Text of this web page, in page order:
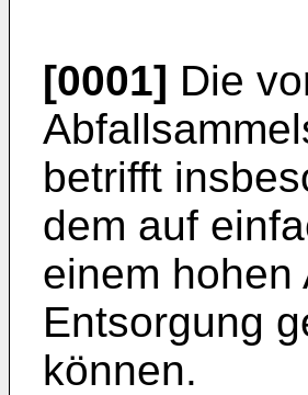
[0001] Die
betrifft
dem auf
einem hohen
Entsorgung
können.